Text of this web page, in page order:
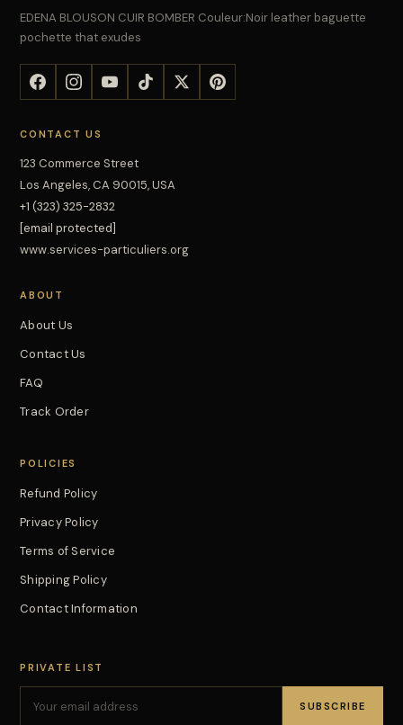
EDENA BLOUSON CUIR BOMBER Couleur:Noir leather baguette
pochette that exudes
CONTACT US
123 Commerce Street
Los Angeles, CA 90015, USA
+1 (323) 325-2832
[email protected]
www.services-particuliers.org
ABOUT
About Us
Contact Us
FAQ
Track Order
POLICIES
Refund Policy
Privacy Policy
Terms of Service
Shipping Policy
Contact Information
PRIVATE LIST
SUBSCRIBE